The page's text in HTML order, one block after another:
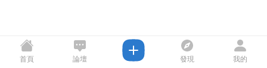
首頁 論壇 發現 我的